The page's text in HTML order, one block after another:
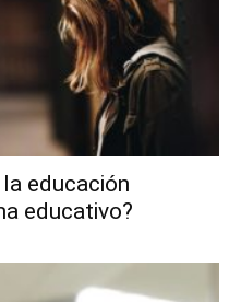
educación
educativo?